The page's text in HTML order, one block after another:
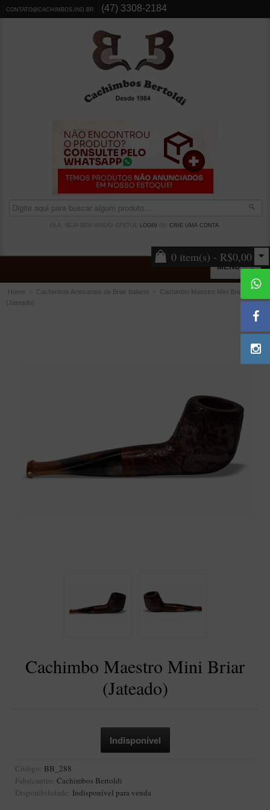
CONTATO@CACHIMBOS.IND.BR (47) 3308-2184
OLÁ, SEJA BEM VINDO! EFETUE LOGIN CRIE UMA CONTA.
0 item(s) - R$0,00
MENU
ACESSÓRIOS
Limpadores para Cachimbo
Bolsas para Cachimbo
Blends Para Enrolar
Doctor Pipe
Finamore
Home Cachimbos Artesanais de Briar Italiano
Cachimbo Maestro Mini Briar
(Jateado)
Cachimbo Maestro Mini Briar
(Jateado)
Código: BB_288
Fabricantes: Cachimbos Bertoldi
Disponibilidade: Indisponível para venda